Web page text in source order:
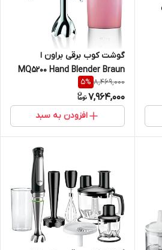
گوشت کوب برقی براون ا
MQ5200 Hand Blender Braun
8,469,000
5%
7,964,000
افزودن به سبد